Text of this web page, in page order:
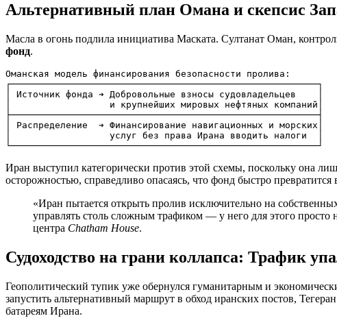
Альтернативный план Омана и скепсис
Масла в огонь подлила инициатива Маската. Султанат Оман,
фонд.
Оманская модель финансирования безопасности пролива:
┌────────────────────────────────────────────────────────┐
│ Источник фонда ➔ Добровольные взносы судовладельцев    │
│                  и крупнейших мировых нефтяных компаний│
├────────────────────────────────────────────────────────┤
│ Распределение  ➔ Финансирование навигационных и морских│
│                  услуг без права Ирана вводить налоги  │
Иран выступил категорически против этой схемы, поскольку она
осторожностью, справедливо опасаясь, что фонд быстро
«Иран пытается открыть пролив исключительно на
управлять столь сложным трафиком — у него для этого
центра Chatham House.
Судоходство на грани коллапса: Трафик
Геополитический тупик уже обернулся гуманитарным и
запустить альтернативный маршрут в обход иранских постов,
батареям Ирана.